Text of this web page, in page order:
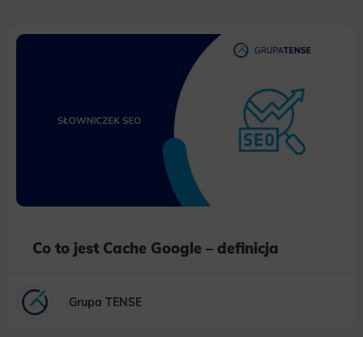
habits and demographic criteria. Also, third-party files that, in conjunction with files installed while browsing other
websites, profile the user, providing him or her with the marketing, advertising and retargeting content deemed most
Co to jest Cache Google – definicja
Grupa TENSE